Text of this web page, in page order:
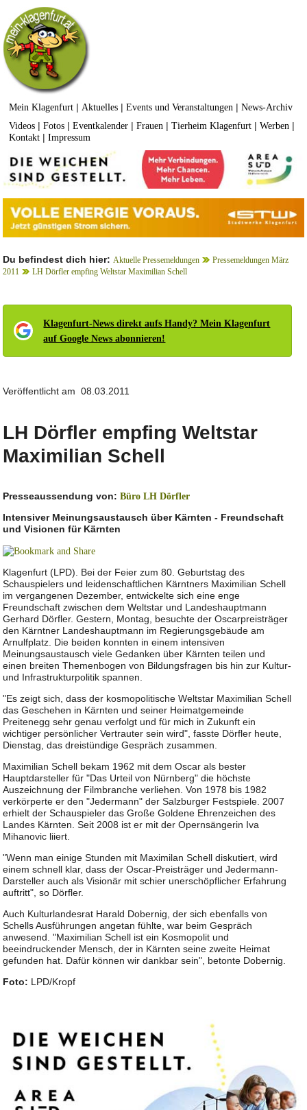
Mein Klagenfurt | Aktuelles |Events und Veranstaltungen |News-Archiv
Videos |Fotos |Eventkalender |Frauen |Tierheim Klagenfurt |Werben |
Kontakt |Impressum
Du befindest dich hier: Aktuelle Pressemeldungen
Pressemeldungen März
2011
LH Dörfler empfing Weltstar Maximilian Schell
Klagenfurt-News direkt aufs Handy? Mein Klagenfurt
auf Google News abonnieren!
Veröffentlicht am 08.03.2011
LH Dörfler empfing Weltstar
Maximilian Schell
Presseaussendung von:Büro LH Dörfler
Intensiver Meinungsaustausch über Kärnten - Freundschaft
und Visionen für Kärnten
Klagenfurt (LPD). Bei der Feier zum 80. Geburtstag des
Schauspielers und leidenschaftlichen Kärntners Maximilian Schell
im vergangenen Dezember, entwickelte sich eine enge
Freundschaft zwischen dem Weltstar und Landeshauptmann
Gerhard Dörfler. Gestern, Montag, besuchte der Oscarpreisträger
den Kärntner Landeshauptmann im Regierungsgebäude am
Arnulfplatz. Die beiden konnten in einem intensiven
Meinungsaustausch viele Gedanken über Kärnten teilen und
einen breiten Themenbogen von Bildungsfragen bis hin zur Kultur-
und Infrastrukturpolitik spannen.
"Es zeigt sich, dass der kosmopolitische Weltstar Maximilian Schell
das Geschehen in Kärnten und seiner Heimatgemeinde
Preitenegg sehr genau verfolgt und für mich in Zukunft ein
wichtiger persönlicher Vertrauter sein wird", fasste Dörfler heute,
Dienstag, das dreistündige Gespräch zusammen.
Maximilian Schell bekam 1962 mit dem Oscar als bester
Hauptdarsteller für "Das Urteil von Nürnberg" die höchste
Auszeichnung der Filmbranche verliehen. Von 1978 bis 1982
verkörperte er den "Jedermann" der Salzburger Festspiele. 2007
erhielt der Schauspieler das Große Goldene Ehrenzeichen des
Landes Kärnten. Seit 2008 ist er mit der Opernsängerin Iva
Mihanovic liiert.
"Wenn man einige Stunden mit Maximilan Schell diskutiert, wird
einem schnell klar, dass der Oscar-Preisträger und Jedermann-
Darsteller auch als Visionär mit schier unerschöpflicher Erfahrung
auftritt", so Dörfler.
Auch Kulturlandesrat Harald Dobernig, der sich ebenfalls von
Schells Ausführungen angetan fühlte, war beim Gespräch
anwesend. "Maximilian Schell ist ein Kosmopolit und
beeindruckender Mensch, der in Kärnten seine zweite Heimat
gefunden hat. Dafür können wir dankbar sein", betonte Dobernig.
Foto: LPD/Kropf